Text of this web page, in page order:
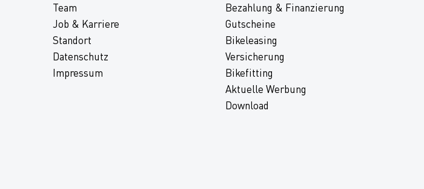
Team
Job & Karriere
Standort
Datenschutz
Impressum
Bezahlung & Finanzierung
Gutscheine
Bikeleasing
Versicherung
Bikefitting
Aktuelle Werbung
Download